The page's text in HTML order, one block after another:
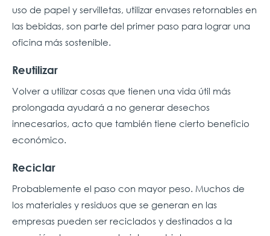
uso de papel y servilletas, utilizar envases retornables en
las bebidas, son parte del primer paso para lograr una
oficina más sostenible.
Reutilizar
Volver a utilizar cosas que tienen una vida útil más
prolongada ayudará a no generar desechos
innecesarios, acto que también tiene cierto beneficio
económico.
Reciclar
Probablemente el paso con mayor peso. Muchos de
los materiales y residuos que se generan en las
empresas pueden ser reciclados y destinados a la